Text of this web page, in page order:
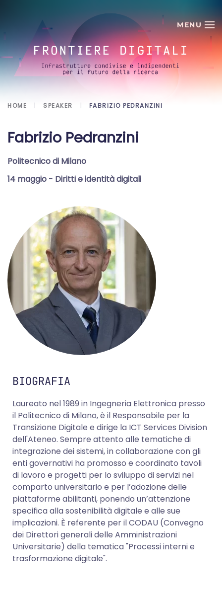
Skip to main content
HOME SPEAKER FABRIZIO PEDRANZINI
Fabrizio Pedranzini
Politecnico di Milano
14 maggio - Diritti e identità digitali
BIOGRAFIA
Laureato nel 1989 in Ingegneria Elettronica presso
il Politecnico di Milano, è il Responsabile per la
Transizione Digitale e dirige la ICT Services Division
dell'Ateneo. Sempre attento alle tematiche di
integrazione dei sistemi, in collaborazione con gli
enti governativi ha promosso e coordinato tavoli
di lavoro e progetti per lo sviluppo di servizi nel
comparto universitario e per l’adozione delle
piattaforme abilitanti, ponendo un’attenzione
specifica alla sostenibilità digitale e alle sue
implicazioni. È referente per il CODAU (Convegno
dei Direttori generali delle Amministrazioni
Universitarie) della tematica "Processi interni e
trasformazione digitale".